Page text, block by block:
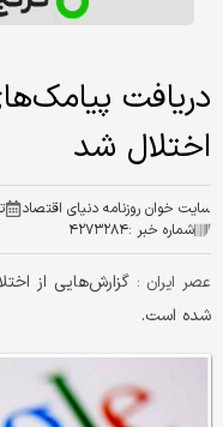
دریافت
اختلال شد
سایت خوان روزنامه دنیای اقتصاد
شماره خبر :۴۲۷۳۲۸۴
عصر ایران :گزارش‌هایی از
شده است.